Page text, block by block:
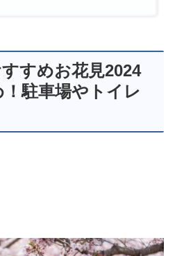
すめお花見2024
駐車場やトイレ